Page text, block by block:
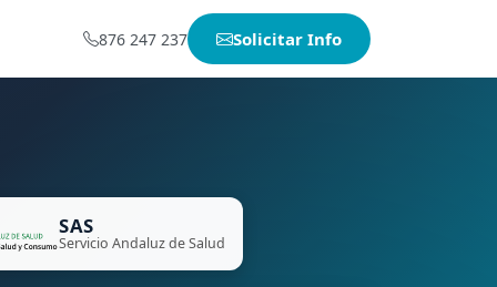
876 247 237 Solicitar Info
SAS
Servicio Andaluz de Salud